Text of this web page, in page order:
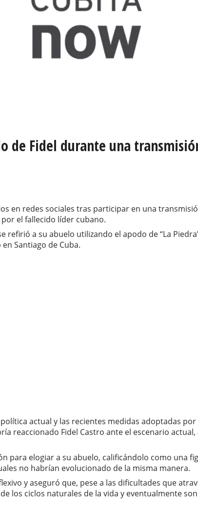
de Fidel durante una
en redes sociales tras participar en una
el fallecido líder cubano.
refirió a su abuelo utilizando el apodo de “La
Santiago de Cuba.
actual y las recientes medidas adoptadas
reaccionado Fidel Castro ante el escenario
para elogiar a su abuelo, calificándolo como una
no habrían evolucionado de la misma manera.
y aseguró que, pese a las dificultades que
los ciclos naturales de la vida y eventualmente